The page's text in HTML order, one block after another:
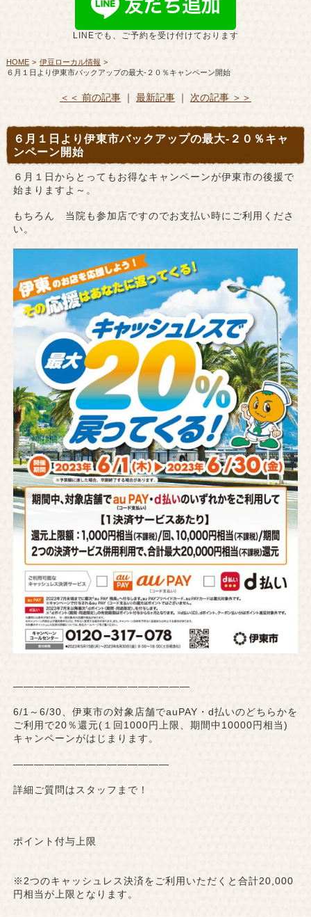
LINEでも、ご予約を受け付けております
HOME
伊豆ローカル情報
６月１日より伊東市バックアップの最大-２０％キャンペーン開始
＜＜ 前の記事｜ 最新記事｜ 次の記事 ＞＞
６月１日より伊東市バックアップの最大-２０％キャ
ンペーン開始
６月１日からとってもお得なキャンペーンが伊東市の後援で
始まりますよ～。
もちろん 当院も参加店ですのでお支払い時にご利用くださ
い。
—————————————————
6/1～6/30、伊東市の対象店舗でauPAY・d払いのどちらかを
ご利用で20％還元(１回1000円上限、期間中10000円相当)
キャンペーンがはじまります。
———————————————
詳細ご質問はスタッフまで！
ポイント付与上限
※2つのキャッシュレス決済をご利用いただくと合計20,000
円相当が上限となります。